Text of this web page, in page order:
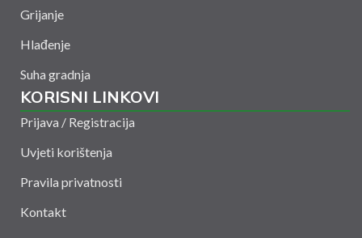
Grijanje
Hlađenje
Suha gradnja
KORISNI LINKOVI
Prijava / Registracija
Uvjeti korištenja
Pravila privatnosti
Kontakt